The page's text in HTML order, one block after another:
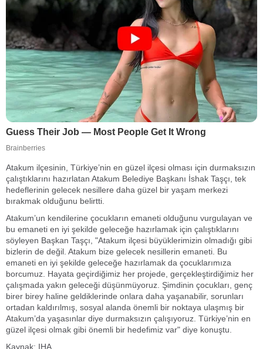
Atakum ilçesinin, Türkiye’nin en güzel ilçesi olması için durmaksızın
çalıştıklarını hazırlatan Atakum Belediye Başkanı İshak Taşçı, tek
hedeflerinin gelecek nesillere daha güzel bir yaşam merkezi
bırakmak olduğunu belirtti.
Atakum’un kendilerine çocukların emaneti olduğunu vurgulayan ve
bu emaneti en iyi şekilde geleceğe hazırlamak için çalıştıklarını
söyleyen Başkan Taşçı, "Atakum ilçesi büyüklerimizin olmadığı gibi
bizlerin de değil. Atakum bize gelecek nesillerin emaneti. Bu
emaneti en iyi şekilde geleceğe hazırlamak da çocuklarımıza
borcumuz. Hayata geçirdiğimiz her projede, gerçekleştirdiğimiz her
çalışmada yakın geleceği düşünmüyoruz. Şimdinin çocukları, genç
birer birey haline geldiklerinde onlara daha yaşanabilir, sorunları
ortadan kaldırılmış, sosyal alanda önemli bir noktaya ulaşmış bir
Atakum’da yaşasınlar diye durmaksızın çalışıyoruz. Türkiye’nin en
güzel ilçesi olmak gibi önemli bir hedefimiz var" diye konuştu.
Kaynak: IHA